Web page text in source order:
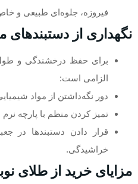
فیروزه، جلوه‌ای طبیعی و
نگهداری از دستبندهای
برای حفظ درخشندگی و طول
الزامی است:
دور نگه‌داشتن از مواد
تمیز کردن منظم با پارچه
قرار دادن دستبندها در
خراشیدگی.
مزایای خرید از طلای